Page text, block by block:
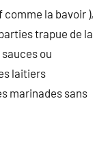
la bavoir ),
trapue de la
ou
laitiers
marinades sans